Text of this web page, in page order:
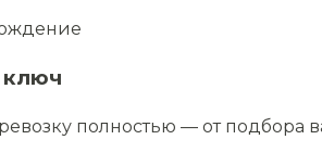
ключ
полностью — от подбора